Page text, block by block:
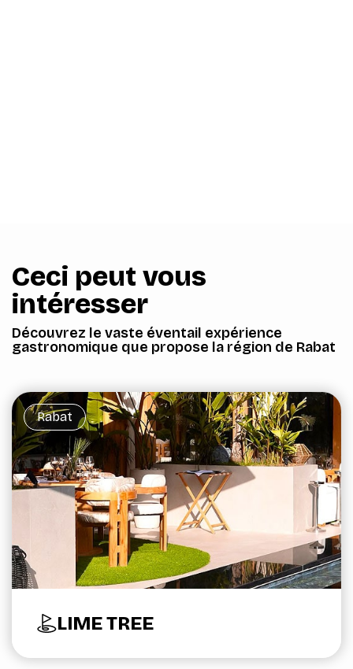
Ceci peut vous
intéresser
Découvrez le vaste éventail expérience
gastronomique que propose la région de Rabat
Rabat
LIME TREE